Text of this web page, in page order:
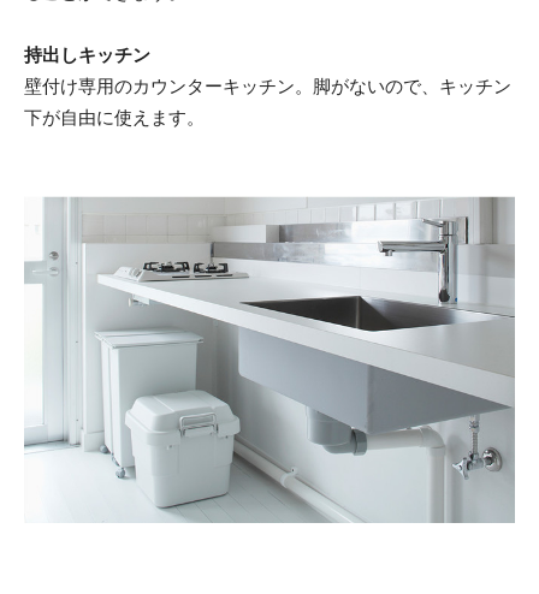
持出しキッチン
壁付け専用のカウンターキッチン。脚がないので、キッチン
下が自由に使えます。